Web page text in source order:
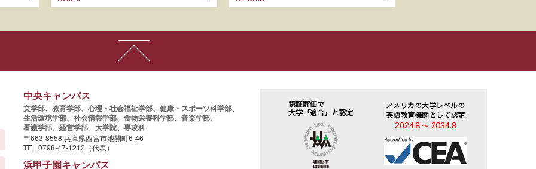
中央キャンパス
文学部、 教育学部、 心理・社会福祉学部、 健康・スポーツ科学部、
生活環境学部、 社会情報学部、 食物栄養科学部、 音楽学部、
看護学部、 経営学部、 大学院、 専攻科
〒663-8558 兵庫県西宮市池開町6-46
TEL 0798-47-1212（代表）
浜甲子園キャンパス